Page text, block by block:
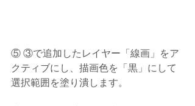
⑤ ③で追加したレイヤー「線画」をア
クティブにし、描画色を「黒」にして
選択範囲を塗り潰します。